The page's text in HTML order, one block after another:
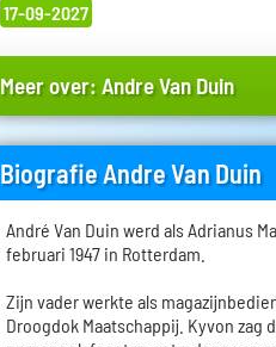
17-09-2027
Meer over:Andre Van Duin
Biografie Andre Van Duin
André Van Duin werd als Adrianus
februari 1947 in Rotterdam.
Zijn vader werkte als
Droogdok Maatschappij. Kyvon zag